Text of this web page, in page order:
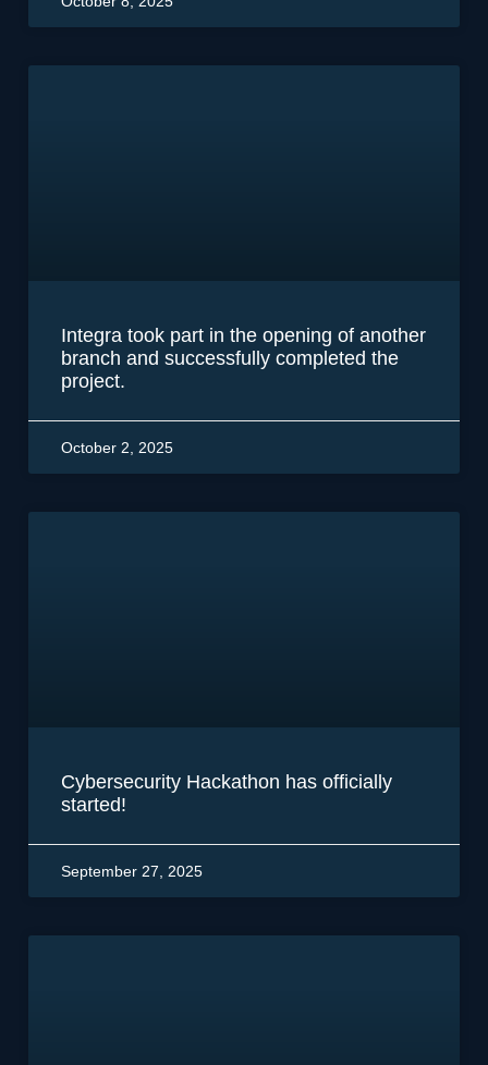
Integra took part in the opening of another
branch and successfully completed the
project.
October 2, 2025
Cybersecurity Hackathon has officially
started!
September 27, 2025